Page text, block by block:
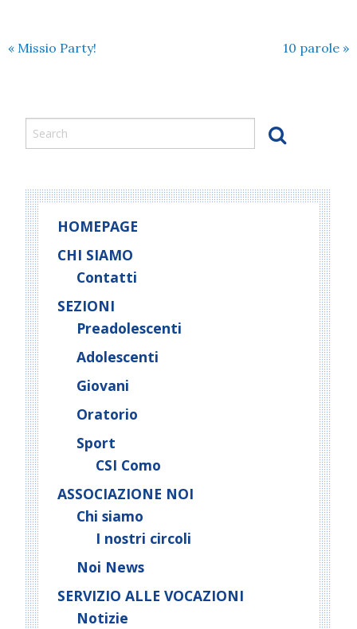
« Missio Party! 10 parole »
HOMEPAGE
CHI SIAMO
Contatti
SEZIONI
Preadolescenti
Adolescenti
Giovani
Oratorio
Sport
CSI Como
ASSOCIAZIONE NOI
Chi siamo
I nostri circoli
Noi News
SERVIZIO ALLE VOCAZIONI
Notizie